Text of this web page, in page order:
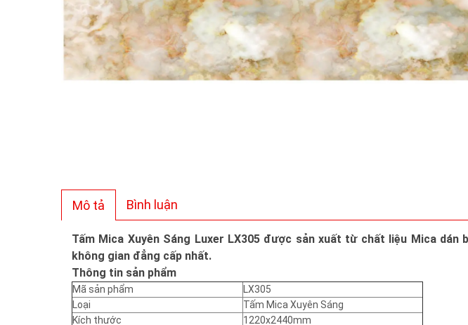
Mô tả Bình luận
Tấm Mica Xuyên Sáng Luxer LX305 được sản xuất từ chất liệu Mica
không gian đẳng cấp nhất.
Thông tin sản phẩm
Mã sản phẩm
LX305
Loại
Tấm Mica Xuyên Sáng
Kích thước
1220x2440mm